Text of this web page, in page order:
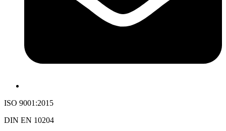
ISO 9001:2015
DIN EN 10204